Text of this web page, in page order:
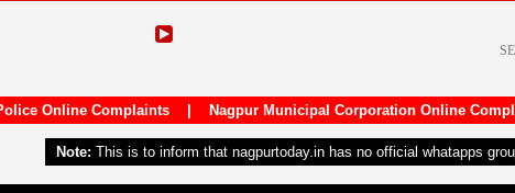
Online Complaints| Nagpur Municipal Corporation Online
Note: This is to inform that nagpurtoday.in has no official whatapps